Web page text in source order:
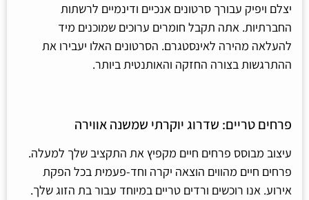
יצלם ויפיק עבורך סרטונים אנכיים ודינמיים לרשתות
החברתיות. אתה תקבל חומרים ערוכים שמוכנים מיד
להעלאה מהירה לאינסטגרם. הסרטונים האלו יעבירו את
ההתרגשות בצורה החזקה והאותנטית ביותר.
פרחים טריים: שדרוג יוקרתי שמשנה אווירה
עיצוב מבוסס פרחים חיים מקפיץ את התקציב שלך למעלה.
פרחים חיים מהווים הוצאה יקרה וחד-פעמית בכל הפקת
אירוע. אנו רוכשים ורדים טריים במיוחד עבור בת הזוג שלך.